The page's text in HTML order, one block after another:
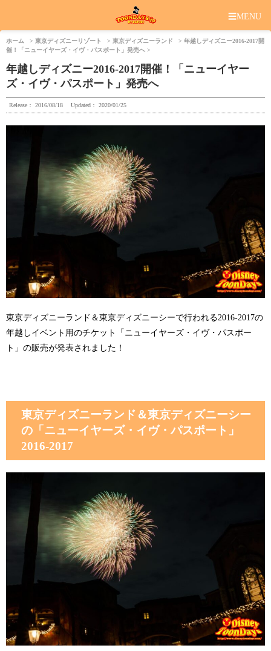
☰MENU
ホーム 東京ディズニーリゾート 東京ディズニーランド
年越しディズニー2016-2017開
催！「ニューイヤーズ・イヴ・パスポート」発売へ
年越しディズニー2016-2017開催！「ニューイヤー
ズ・イヴ・パスポート」発売へ
Release： 2016/08/18 Updated： 2020/01/25
東京ディズニーランド＆東京ディズニーシーで行われる2016-2017の
年越しイベント用のチケット「ニューイヤーズ・イヴ・パスポー
ト」の販売が発表されました！
東京ディズニーランド＆東京ディズニーシー
の「ニューイヤーズ・イヴ・パスポート」
2016-2017